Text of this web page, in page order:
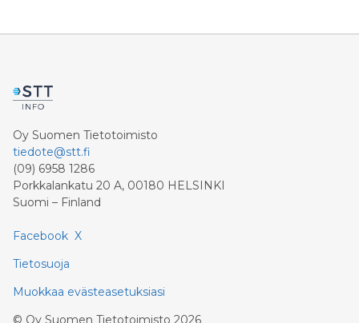
Oy Suomen Tietotoimisto
tiedote@stt.fi
(09) 6958 1286
Porkkalankatu 20 A, 00180 HELSINKI
Suomi – Finland
Facebook X
Tietosuoja
Muokkaa evästeasetuksiasi
© Oy Suomen Tietotoimisto 2026